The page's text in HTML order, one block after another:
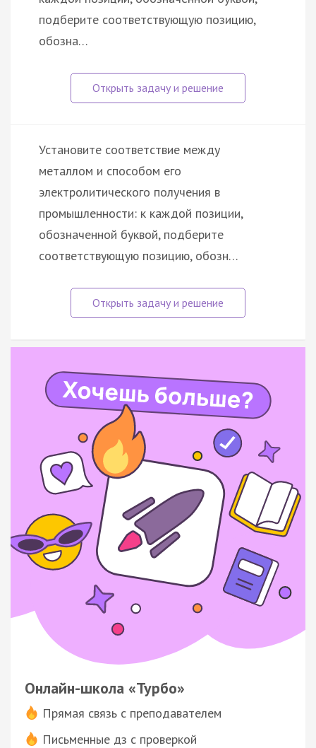
подберите соответствующую позицию,
обозна…
Установите соответствие между
металлом и способом его
электролитического получения в
промышленности: к каждой позиции,
обозначенной буквой, подберите
соответствующую позицию, обозн…
Онлайн-школа «Турбо»
Прямая связь с преподавателем
Письменные дз с проверкой